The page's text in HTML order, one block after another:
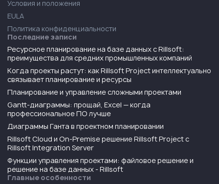
Условия и положения
EULA
Политика конфиденциальности
Последние записи
Ресурсное планирование на базе данных с Rillsoft:
преимущества для средних промышленных компаний
Когда проекты растут: как Rillsoft Project интеллектуально
связывает планирование и ресурсы
Планирование и управление сложными проектами
Gantt-диаграммы: прощай, Excel — когда
профессиональное ПО лучше
Диаграммы Ганта в проектном планировании
Rillsoft Cloud и On-Premise решение Rillsoft Project с
Rillsoft Integration Server
Функции управления проектами: файловое решение и
решение на базе данных - Rillsoft
Главные особенности